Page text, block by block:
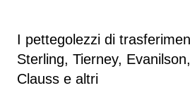
I pettegolezzi di
Sterling, Tierney,
Clauss e altri